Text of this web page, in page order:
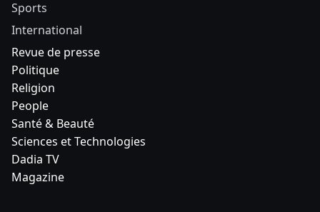
Sports
International
Revue de presse
Politique
Religion
People
Santé & Beauté
Sciences et Technologies
Dadia TV
Magazine